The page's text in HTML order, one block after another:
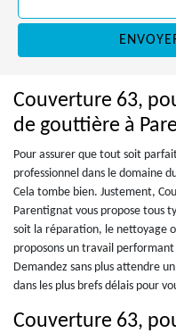
Couverture 63,
de gouttière à
Pour assurer que tout soit
professionnel dans le domaine
Cela tombe bien. Justement,
Parentignat vous propose tous
soit la réparation, le nettoyage
proposons un travail
Demandez sans plus attendre
dans les plus brefs délais pour
Couverture 63,